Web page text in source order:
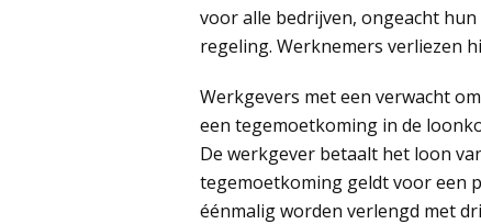
voor alle bedrijven, ongeacht
regeling. Werknemers verliezen
Werkgevers met een verwacht
een tegemoetkoming in de
De werkgever betaalt het loon
tegemoetkoming geldt voor een
éénmalig worden verlengd met